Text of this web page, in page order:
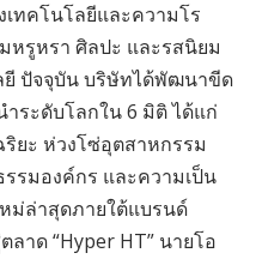
ทคโนโลยีและความโร
หรูหรา ศิลปะ และรสนิยม
ยี ปัจจุบัน บริษัทได้พัฒนาขีด
ระดับโลกใน 6 มิติ ได้แก่
ยะ ห่วงโซ่อุตสาหกรรม
รมองค์กร และความเป็น
ม่ล่าสุดภายใต้แบรนด์
าด “Hyper HT” นายโอ